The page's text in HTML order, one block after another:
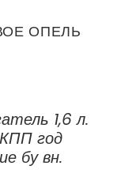
ОПЕЛЬ
1,6 л.
год
бу вн.